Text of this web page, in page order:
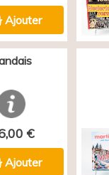
Ajouter
€
Ajouter